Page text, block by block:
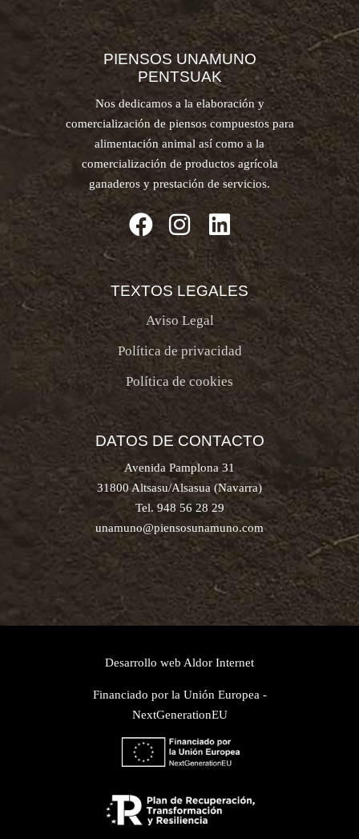
PIENSOS UNAMUNO
PENTSUAK
Nos dedicamos a la elaboración y
comercialización de piensos compuestos para
alimentación animal así como a la
comercialización de productos agrícola
ganaderos y prestación de servicios.
TEXTOS LEGALES
Aviso Legal
Política de privacidad
Política de cookies
DATOS DE CONTACTO
Avenida Pamplona 31
31800 Altsasu/Alsasua (Navarra)
Tel. 948 56 28 29
unamuno@piensosunamuno.com
Desarrollo web Aldor Internet
Financiado por la Unión Europea -
NextGenerationEU